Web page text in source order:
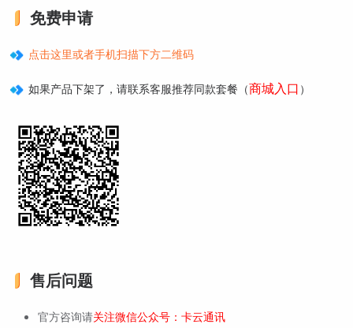
免费申请
点击这里或者手机扫描下方二维码
如果产品下架了，请联系客服推荐同款套餐（商城入口 ）
售后问题
官方咨询请关注微信公众号：卡云通讯